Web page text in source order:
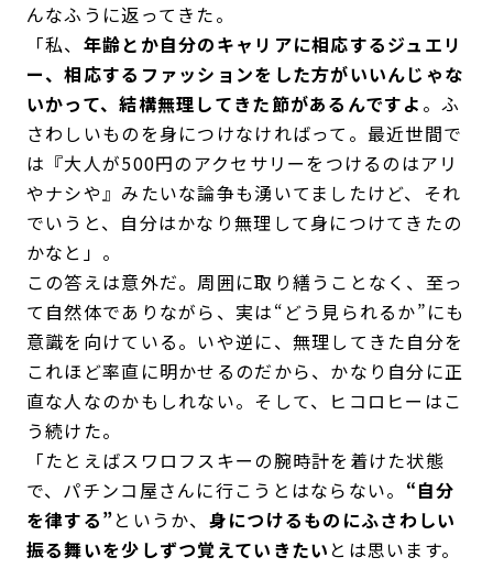
んなふうに返ってきた。
「私、 年齢とか自分のキャリアに相応するジュエリ
ー、相応するファッションをした方がいいんじゃな
いかって、結構無理してきた節があるんですよ 。ふ
さわしいものを身につけなければって。最近世間で
は『大人が500円のアクセサリーをつけるのはアリ
やナシや』みたいな論争も湧いてましたけど、それ
でいうと、自分はかなり無理して身につけてきたの
かなと」。
この答えは意外だ。周囲に取り繕うことなく、至っ
て自然体でありながら、実は“どう見られるか”にも
意識を向けている。いや逆に、無理してきた自分を
これほど率直に明かせるのだから、かなり自分に正
直な人なのかもしれない。そして、ヒコロヒーはこ
う続けた。
「たとえばスワロフスキーの腕時計を着けた状態
で、パチンコ屋さんに行こうとはならない。 “自分
を律する”というか、 身につけるものにふさわしい
振る舞いを少しずつ覚えていきたい とは思います。